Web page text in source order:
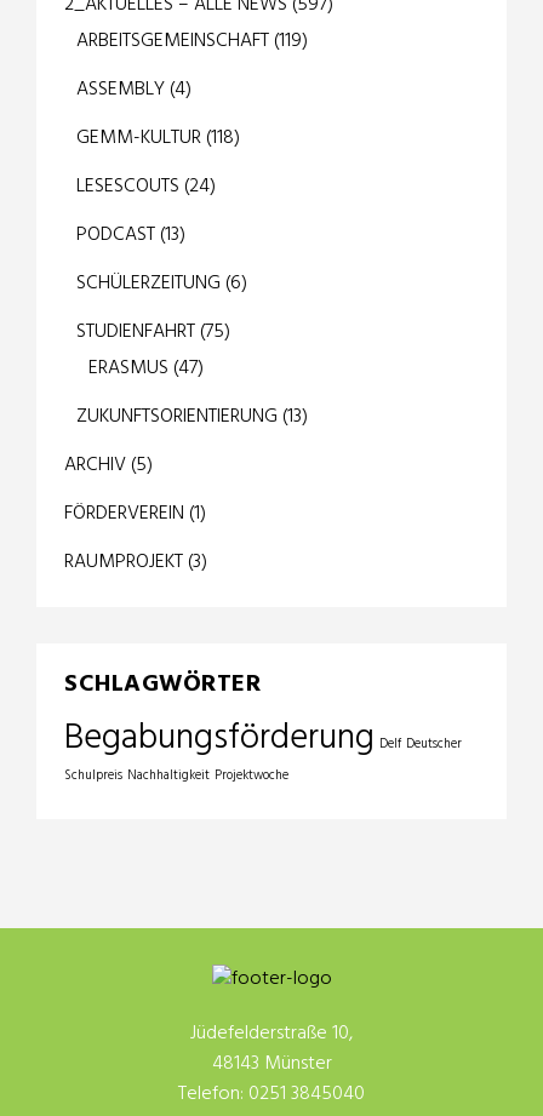
ARBEITSGEMEINSCHAFT(119)
ASSEMBLY(4)
GEMM-KULTUR(118)
LESESCOUTS (24)
PODCAST(13)
SCHÜLERZEITUNG (6)
STUDIENFAHRT(75)
ERASMUS (47)
ZUKUNFTSORIENTIERUNG (13)
ARCHIV(5)
FÖRDERVEREIN (1)
RAUMPROJEKT(3)
SCHLAGWÖRTER
Begabungsförderung Delf Deutscher
Schulpreis Nachhaltigkeit Projektwoche
Jüdefelderstraße 10,
48143 Münster
Telefon: 0251 3845040